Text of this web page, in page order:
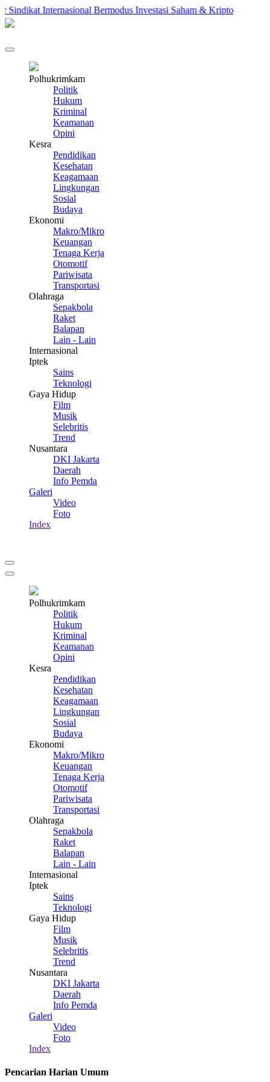
Internasional Bermodus Investasi Saham & Kripto
Polhukrimkam
Politik
Hukum
Kriminal
Keamanan
Opini
Kesra
Pendidikan
Kesehatan
Keagamaan
Lingkungan
Sosial
Budaya
Ekonomi
Makro/Mikro
Keuangan
Tenaga Kerja
Otomotif
Pariwisata
Transportasi
Olahraga
Sepakbola
Raket
Balapan
Lain - Lain
Internasional
Iptek
Sains
Teknologi
Gaya Hidup
Film
Musik
Selebritis
Trend
Nusantara
DKI Jakarta
Daerah
Info Pemda
Galeri
Video
Foto
Index
Polhukrimkam
Politik
Hukum
Kriminal
Keamanan
Opini
Kesra
Pendidikan
Kesehatan
Keagamaan
Lingkungan
Sosial
Budaya
Ekonomi
Makro/Mikro
Keuangan
Tenaga Kerja
Otomotif
Pariwisata
Transportasi
Olahraga
Sepakbola
Raket
Balapan
Lain - Lain
Internasional
Iptek
Sains
Teknologi
Gaya Hidup
Film
Musik
Selebritis
Trend
Nusantara
DKI Jakarta
Daerah
Info Pemda
Galeri
Video
Foto
Index
Pencarian Harian Umum